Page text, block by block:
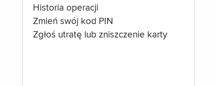
Historia operacji
Zmień swój kod PIN
Zgłoś utratę lub zniszczenie karty